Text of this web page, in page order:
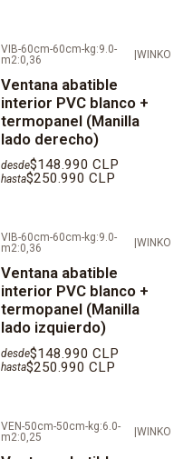
VIB-60cm-60cm-kg:9.0-
m2:0,36
|WINKO
Ventana abatible
interior PVC blanco +
termopanel (Manilla
lado derecho)
desde$148.990 CLP
hasta$250.990 CLP
VIB-60cm-60cm-kg:9.0-
m2:0,36
WINKO
Ventana abatible
interior PVC blanco +
termopanel (Manilla
lado izquierdo)
desde$148.990 CLP
hasta$250.990 CLP
VEN-50cm-50cm-kg:6.0-
m2:0,25
|WINKO